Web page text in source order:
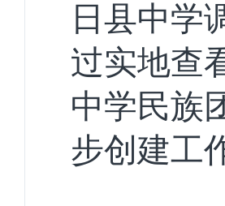
日县中学
过实地查
中学民族
步创建工